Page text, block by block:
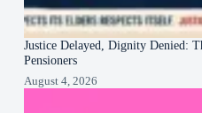
Justice Delayed, Dignity Denied:
Pensioners
August 4, 2026